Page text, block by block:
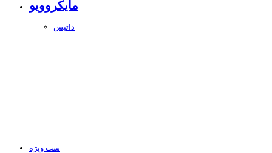
مایکروویو
داتیس
ست ویژه